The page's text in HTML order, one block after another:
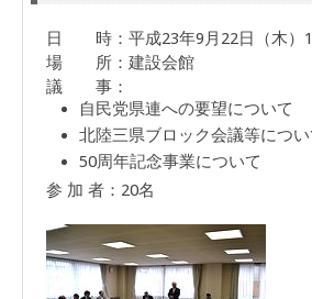
日 時：平成23年9月22日（木）
場 所：建設会館
議 事：
自民党県連への要望について
北陸三県ブロック会議等につい
50周年記念事業について
参 加 者：20名